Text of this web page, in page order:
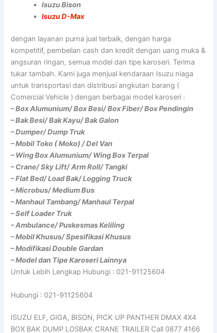
Isuzu Bison
Isuzu D-Max
dengan layanan purna jual terbaik, dengan harga
kompetitif, pembelian cash dan kredit dengan uang muka &
angsuran ringan, semua model dan tipe karoseri. Terima
tukar tambah. Kami juga menjual kendaraan Isuzu niaga
untuk transportasi dan distribusi angkutan barang (
Comercial Vehicle ) dengan berbagai model karoseri :
– Box Alumunium/ Box Besi/ Box Fiber/ Box Pendingin
– Bak Besi/ Bak Kayu/ Bak Galon
– Dumper/ Dump Truk
– Mobil Toko ( Moko) / Del Van
– Wing Box Alumunium/ Wing Box Terpal
– Crane/ Sky Lift/ Arm Roll/ Tangki
– Flat Bed/ Load Bak/ Logging Truck
– Microbus/ Medium Bus
– Manhaul Tambang/ Manhaul Terpal
– Self Loader Truk
– Ambulance/ Puskesmas Keliling
– Mobil Khusus/ Spesifikasi Khusus
– Modifikasi Double Gardan
– Model dan Tipe Karoseri Lainnya
Untuk Lebih Lengkap Hubungi : 021-91125604
Hubungi : 021-91125604
ISUZU ELF, GIGA, BISON, PICK UP PANTHER DMAX 4X4
BOX BAK DUMP LOSBAK CRANE TRAILER Call 0877 4166